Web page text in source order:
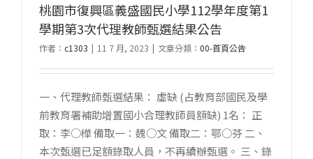
桃園市復興區義盛國民小學112學年度第1
學期第3次代理教師甄選結果公告
作者： c1303 | 11 7 月, 2023 | 文章分類： 00-首頁公告
一、代理教師甄選結果： 虛缺 (占教育部國民及學
前教育署補助增置國小合理教師員額缺) 1名： 正
取：李○樺 備取一：魏○文 備取二：鄂○芬 二、
本次甄選已足額錄取人員，不再續辦甄選。 三、錄